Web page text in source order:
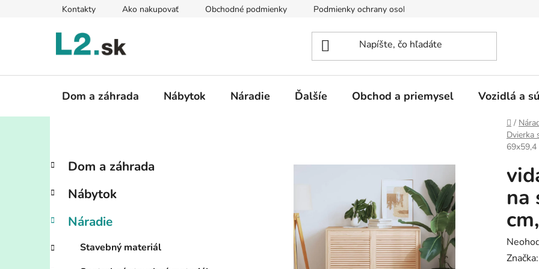
Kontakty Ako nakupovať Obchodné podmienky Podmienky ochrany osobných údajov
Dom a záhrada Nábytok Náradie Ďalšíe Obchod a priemysel Vozidlá a
Domov
/
Dvierka
B
č
ý
a
Preskočiť
kategórie
K
a
e
ó
i
Dom a záhrada
Nábytok
Náradie
Stavebný materiál
na
Značka: